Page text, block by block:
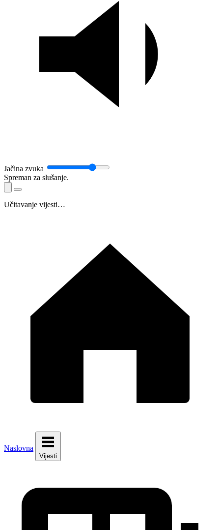
Jačina zvuka
Spreman za slušanje.
Učitavanje vijesti…
Naslovna
Vijesti